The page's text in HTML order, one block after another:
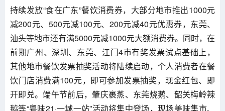
持续发放“食在广东”餐饮消费券，大部分地市推出1000元
减200元、500元减100元、200元减40元优惠券，东莞、
汕头等地市还有满5000元减1000元大额消费券。同时，在
前期广州、深圳、东莞、江门4市有奖发票试点基础上，
其他地市餐饮发票抽奖活动将陆续启动，个人消费者在餐
饮门店消费满100元，即可参加发票抽奖，现金红包、即
开即兑。端午节前后，肇庆裹蒸、东莞烧鹅、韶关梅岭辣
鹅等“粤味21·一城一站”活动将集中登场，现场美味集市、